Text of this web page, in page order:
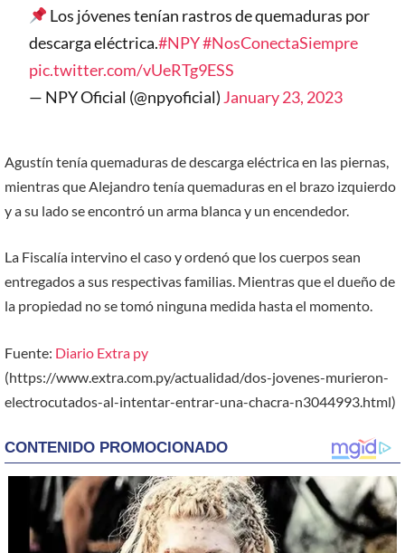
Los jóvenes tenían rastros de quemaduras por
descarga eléctrica.#NPY#NosConectaSiempre
pic.twitter.com/vUeRTg9ESS
— NPY Oficial (@npyoficial) January 23, 2023
Agustín tenía quemaduras de descarga eléctrica en las piernas,
mientras que Alejandro tenía quemaduras en el brazo izquierdo
y a su lado se encontró un arma blanca y un encendedor.
La Fiscalía intervino el caso y ordenó que los cuerpos sean
entregados a sus respectivas familias. Mientras que el dueño de
la propiedad no se tomó ninguna medida hasta el momento.
Fuente: Diario Extra py
(https://www.extra.com.py/actualidad/dos-jovenes-murieron-
electrocutados-al-intentar-entrar-una-chacra-n3044993.html)